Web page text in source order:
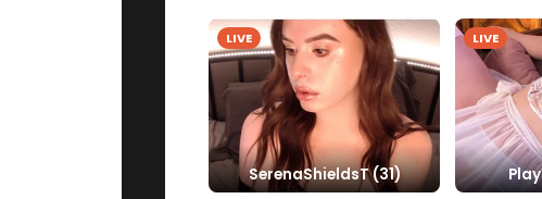
LIVE
SerenaShieldsT (31)
LIVE